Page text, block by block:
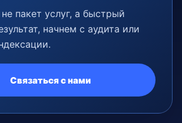
пакет услуг, а быстрый
начнем с аудита или
Связаться с нами